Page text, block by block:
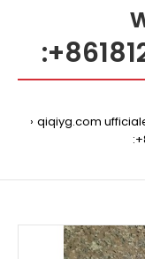
qiqiyg.com